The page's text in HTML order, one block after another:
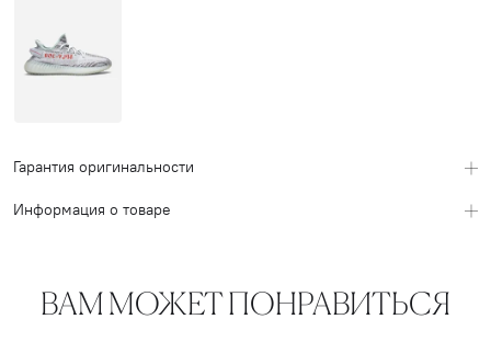
Гарантия оригинальности
Информация о товаре
ВАМ МОЖЕТ ПОНРАВИТЬСЯ